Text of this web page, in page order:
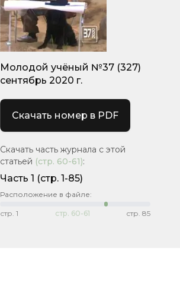
Молодой учёный №37 (327)
сентябрь 2020 г.
Скачать номер в PDF
Скачать часть журнала с этой
статьей (стр. 60-61):
Часть 1 (стр. 1-85)
Расположение в файле:
стр. 1 стр. 60-61 стр. 85